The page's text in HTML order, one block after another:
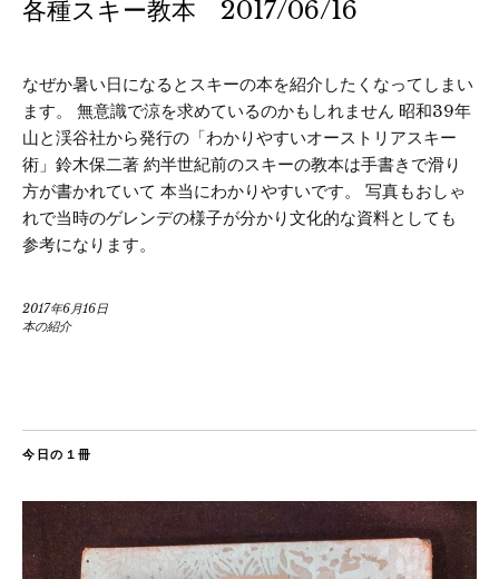
各種スキー教本 2017/06/16
なぜか暑い日になるとスキーの本を紹介したくなってしまい
ます。 無意識で涼を求めているのかもしれません 昭和39年
山と渓谷社から発行の「わかりやすいオーストリアスキー
術」鈴木保二著 約半世紀前のスキーの教本は手書きで滑り
方が書かれていて 本当にわかりやすいです。 写真もおしゃ
れで当時のゲレンデの様子が分かり文化的な資料としても
参考になります。
2017年6月16日
本の紹介
今日の１冊